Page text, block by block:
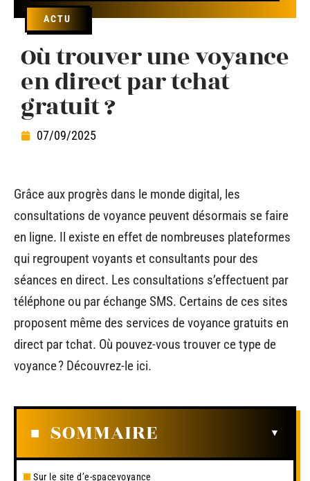
ACTU
Où trouver une voyance
en direct par tchat
gratuit ?
07/09/2025
Grâce aux progrès dans le monde digital, les
consultations de voyance peuvent désormais se faire
en ligne. Il existe en effet de nombreuses plateformes
qui regroupent voyants et consultants pour des
séances en direct. Les consultations s’effectuent par
téléphone ou par échange SMS. Certains de ces sites
proposent même des services de voyance gratuits en
direct par tchat. Où pouvez-vous trouver ce type de
voyance ? Découvrez-le ici.
SOMMAIRE
Sur le site d’e-spacevoyance